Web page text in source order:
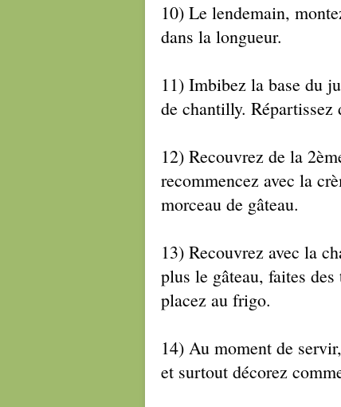
10) Le lendemain,
dans la longueur.
11) Imbibez la base du
de chantilly. Répartissez
12) Recouvrez de la
recommencez avec la
morceau de gâteau.
13) Recouvrez avec la
plus le gâteau, faites
placez au frigo.
14) Au moment de
et surtout décorez